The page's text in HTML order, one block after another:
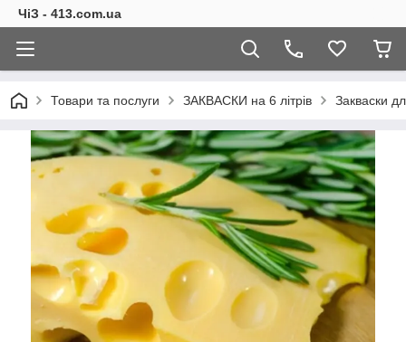
ЧіЗ - 413.com.ua
Товари та послуги ЗАКВАСКИ на 6 літрів Закваски